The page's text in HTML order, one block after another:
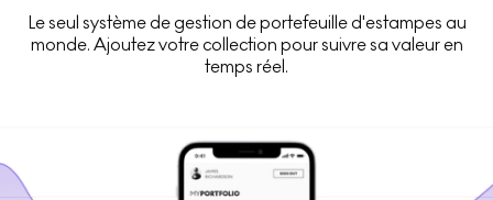
Le seul système de gestion de portefeuille d'estampes au
monde. Ajoutez votre collection pour suivre sa valeur en
temps réel.